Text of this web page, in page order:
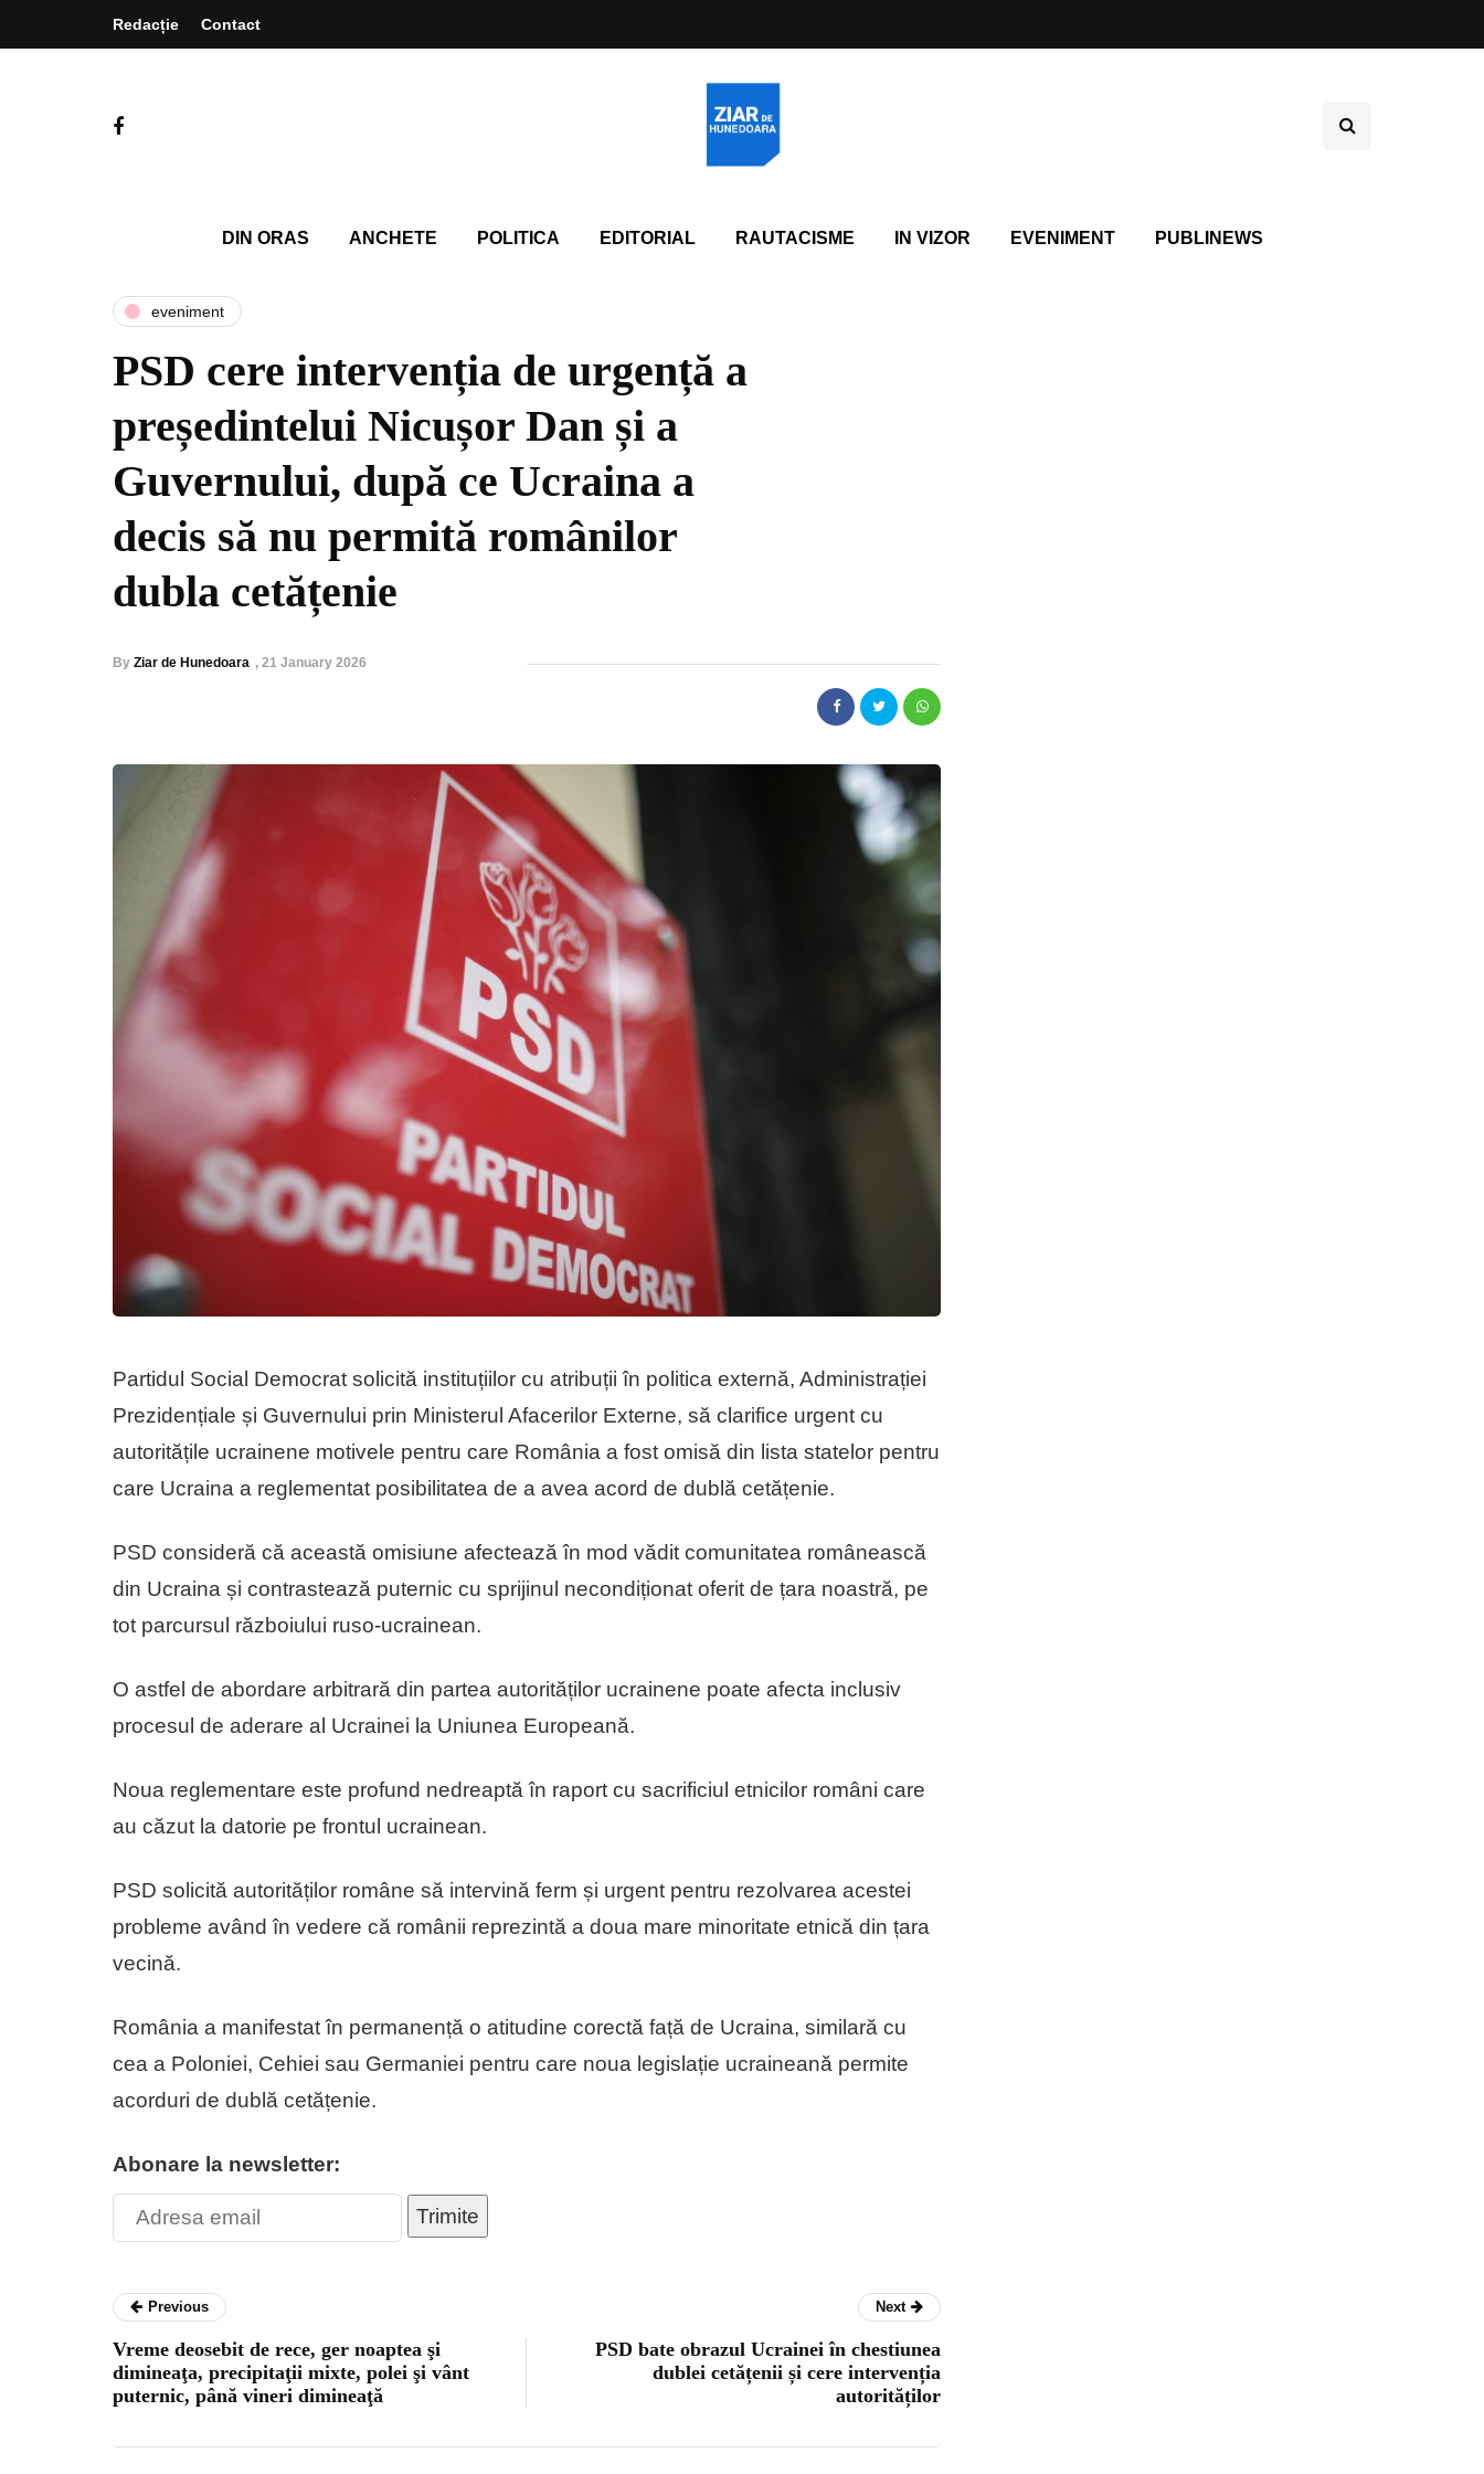
Redacție Contact
DIN ORAS ANCHETE POLITICA EDITORIAL RAUTACISME IN VIZOR EVENIMENT PUBLINEWS
eveniment
PSD cere intervenția de urgență a
președintelui Nicușor Dan și a
Guvernului, după ce Ucraina a
decis să nu permită românilor
dubla cetățenie
By Ziar de Hunedoara , 21 January 2026
Partidul Social Democrat solicită instituțiilor cu atribuții în politica externă, Administrației
Prezidențiale și Guvernului prin Ministerul Afacerilor Externe, să clarifice urgent cu
autoritățile ucrainene motivele pentru care România a fost omisă din lista statelor pentru
care Ucraina a reglementat posibilitatea de a avea acord de dublă cetățenie.
PSD consideră că această omisiune afectează în mod vădit comunitatea românească
din Ucraina și contrastează puternic cu sprijinul necondiționat oferit de țara noastră, pe
tot parcursul războiului ruso-ucrainean.
O astfel de abordare arbitrară din partea autorităților ucrainene poate afecta inclusiv
procesul de aderare al Ucrainei la Uniunea Europeană.
Noua reglementare este profund nedreaptă în raport cu sacrificiul etnicilor români care
au căzut la datorie pe frontul ucrainean.
PSD solicită autorităților române să intervină ferm și urgent pentru rezolvarea acestei
probleme având în vedere că românii reprezintă a doua mare minoritate etnică din țara
vecină.
România a manifestat în permanență o atitudine corectă față de Ucraina, similară cu
cea a Poloniei, Cehiei sau Germaniei pentru care noua legislație ucraineană permite
acorduri de dublă cetățenie.
Abonare la newsletter:
Trimite
Previous
Vreme deosebit de rece, ger noaptea şi
dimineaţa, precipitaţii mixte, polei şi vânt
puternic, până vineri dimineaţă
Next
PSD bate obrazul Ucrainei în chestiunea
dublei cetățenii și cere intervenția
autorităților